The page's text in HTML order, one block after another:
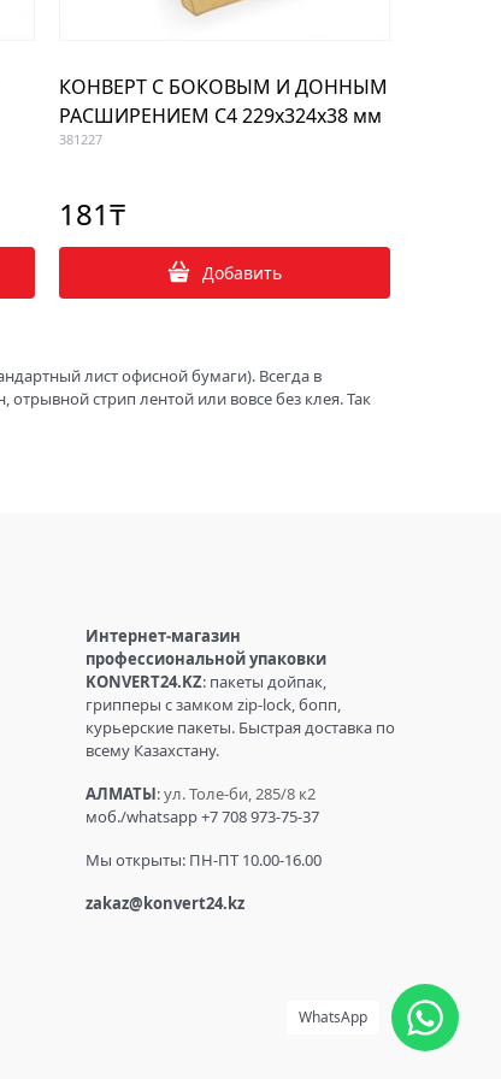
КОНВЕРТ С БОКОВЫМ И ДОННЫМ
РАСШИРЕНИЕМ С4 229х324х38 мм
381227
181₸
Добавить
лист офисной бумаги). Всегда в
стрип лентой или вовсе без клея. Так
Интернет-магазин
профессиональной упаковки
KONVERT24.KZ: пакеты дойпак,
грипперы с замком zip-lock, бопп,
курьерские пакеты. Быстрая доставка по
всему Казахстану.
АЛМАТЫ:ул. Толе-би, 285/8 к2
моб./whatsapp +7 708 973-75-37
Мы открыты: ПН-ПТ 10.00-16.00
zakaz@konvert24.kz
WhatsApp